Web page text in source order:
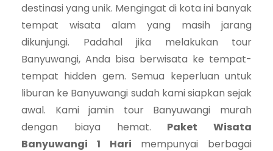
destinasi yang unik. Mengingat di kota ini banyak
tempat wisata alam yang masih jarang
dikunjungi. Padahal jika melakukan tour
Banyuwangi, Anda bisa berwisata ke tempat-
tempat hidden gem. Semua keperluan untuk
liburan ke Banyuwangi sudah kami siapkan sejak
awal. Kami jamin tour Banyuwangi murah
dengan biaya hemat. Paket Wisata
Banyuwangi 1 Hari mempunyai berbagai